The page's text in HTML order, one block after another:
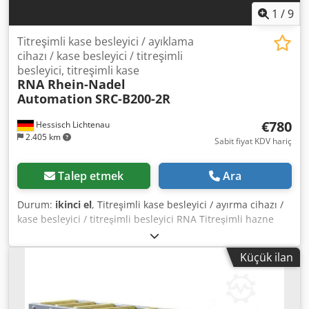
1 /9
Hessisch Lichtenau
2.405 km
Titreşimli kase besleyici / ayıklama
cihazı / kase besleyici / titreşimli
besleyici, titreşimli kase
RNA Rhein-Nadel
Automation SRC-B200-2R
€780
Sabit fiyat KDV hariç
Talep etmek Ara
Durum: ikinci el, Titreşimli kase besleyici / ayırma cihazı /
kase besleyici / titreşimli besleyici RNA Titreşimli hazne
besleyici, ayırma cihazı / vidalama teknolojisi için titreşimli
besleyicili vidalı besleyici Dodpfx Aju Ailgeafsck Besleme
sistemi, besleme cihazı Üretici: RNA Rhein-Nadel
Kase iç yüksekliği: yaklaşık 45 mm Ayıklama yolu genişliği:
Küçük ilan